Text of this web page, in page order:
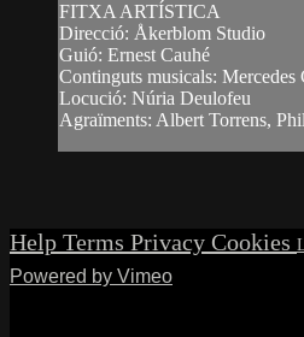
FITXA ARTÍSTICA
Direcció: Åkerblom Studio
Guió: Ernest Cauhé
Continguts musicals: Mercedes
Locució: Núria Deulofeu
Agraïments: Albert Torrens,
Help Terms Privacy Cookies
Powered by Vimeo